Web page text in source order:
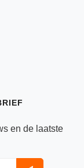
en de laatste